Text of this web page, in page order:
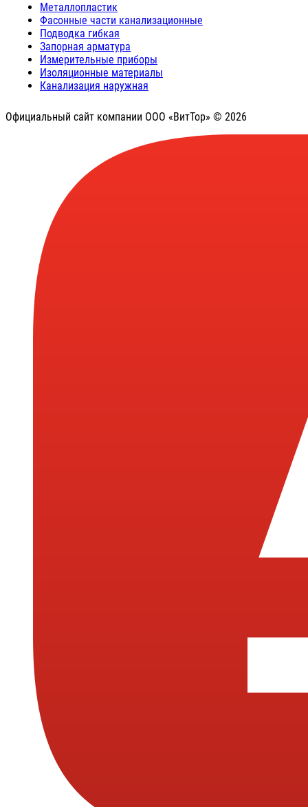
Металлопластик
Фасонные части канализационные
Подводка гибкая
Запорная арматура
Измерительные приборы
Изоляционные материалы
Канализация наружная
Официальный сайт компании ООО «ВитТор» © 2026